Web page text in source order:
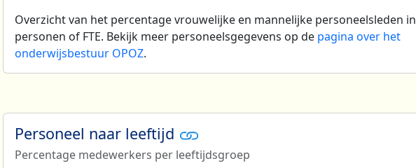
Overzicht van het percentage vrouwelijke en mannelijke personeelsleden in
personen of FTE. Bekijk meer personeelsgegevens op de pagina over het
onderwijsbestuur OPOZ.
Personeel naar leeftijd
Percentage medewerkers per leeftijdsgroep